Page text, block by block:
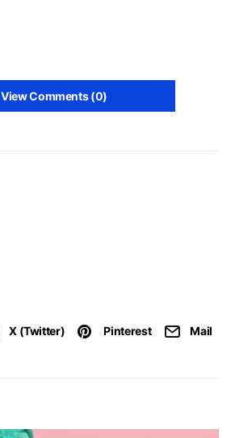
X (Twitter) Pinterest Mail
View Comments (0)